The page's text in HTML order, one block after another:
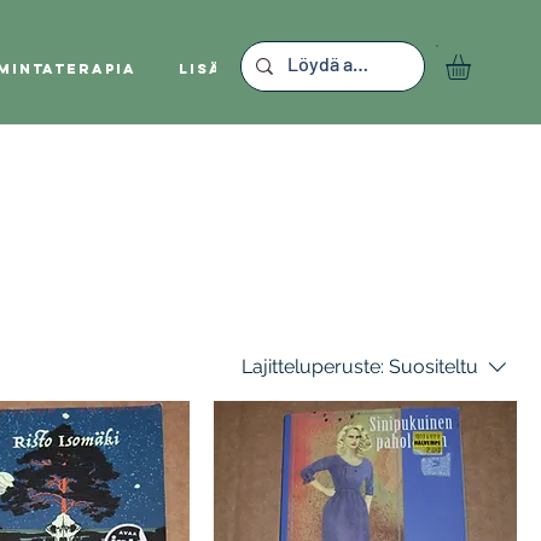
Lisää
Lajitteluperuste: Suositeltu